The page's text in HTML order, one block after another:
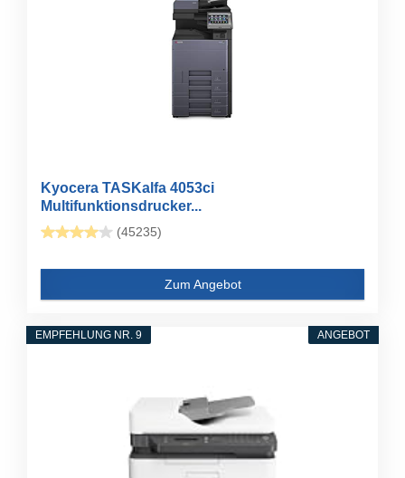
Kyocera TASKalfa 4053ci
Multifunktionsdrucker...
(45235)
Zum Angebot
ANGEBOT
EMPFEHLUNG NR. 9